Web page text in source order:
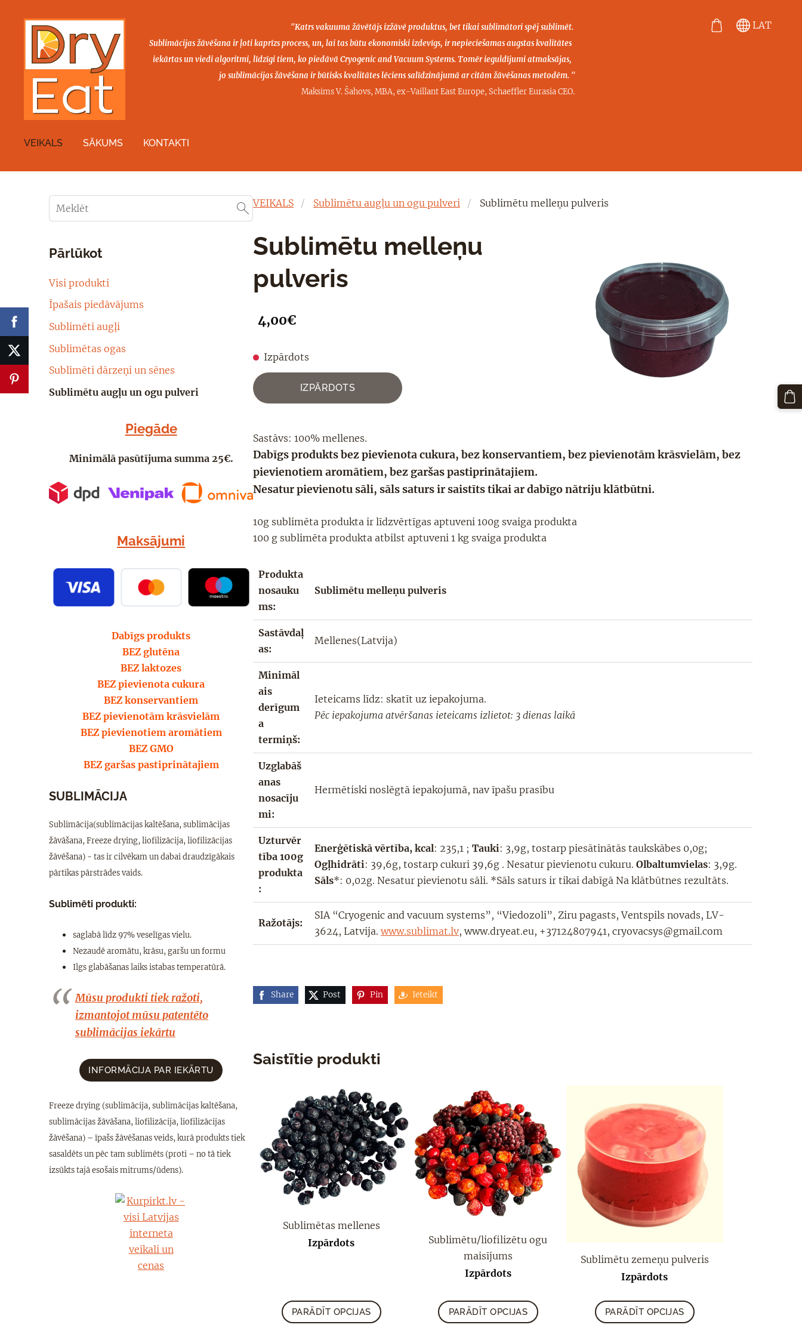
"Katrs vakuuma žāvētājs izžāvē produktus, bet tikai sublimātori spēj sublimēt.
Sublimācijas žāvēšana ir ļoti kaprīzs process, un, lai tas būtu ekonomiski izdevīgs, ir nepieciešamasaugstas kvalitātes
iekārtas un viedi algoritmi, līdzīgi tiem, ko piedāvā Cryogenic and Vacuum Systems.Tomēr ieguldījumi atmaksājas,
jo sublimācijas žāvēšana ir būtisks kvalitātes lēciens salīdzinājumā ar citām žāvēšanas metodēm. "
Maksims V. Šahovs, MBA, ex-Vaillant East Europe, Schaeffler Eurasia CEO.
VEIKALS SĀKUMS KONTAKTI
LAT
Pārlūkot
Visi produkti
Īpašais piedāvājums
Sublimēti augļi
Sublimētas ogas
Sublimēti dārzeņi un sēnes
Sublimētu augļu un ogu pulveri
Piegāde
Minimālā pasūtījuma summa 25€.
Maksājumi
Dabīgs produkts
BEZ glutēna
BEZ laktozes
BEZ pievienota cukura
BEZ konservantiem
BEZ pievienotām krāsvielām
BEZ pievienotiem aromātiem
BEZ GMO
BEZ garšas pastiprinātajiem
SUBLIMĀCIJA
Sublimācija(sublimācijas kaltēšana, sublimācijas
žāvāšana, Freeze drying, liofilizācija, liofilizācijas
žāvēšana) - tas ir cilvēkam un dabai draudzīgākais
pārtikas pārstrādes vaids.
Sublimēti produkti:
saglabā līdz 97% veselīgas vielu.
Nezaudē aromātu, krāsu, garšu un formu
Ilgs glabāšanas laiks istabas temperatūrā.
Mūsu produkti tiek ražoti,
izmantojot mūsu patentēto
sublimācijas iekārtu
INFORMĀCIJA PAR IEKĀRTU
Freeze drying (sublimācija, sublimācijas kaltēšana,
sublimācijas žāvāšana, liofilizācija, liofilizācijas
žāvēšana) – īpašs žāvēšanas veids, kurā produkts tiek
sasaldēts un pēc tam sublimēts (proti – no tā tiek
izsūkts tajā esošais mitrums/ūdens).
VEIKALS Sublimētu augļu un ogu pulveri Sublimētu melleņu pulveris
Sublimētu melleņu
pulveris
4,00€
Izpārdots
IZPĀRDOTS
Sastāvs: 100% mellenes.
Dabīgs produkts bez pievienota cukura, bez konservantiem, bez pievienotām krāsvielām, bez
pievienotiem aromātiem, bez garšas pastiprinātajiem.
Nesatur pievienotu sāli, sāls saturs ir saistīts tikai ar dabīgo nātrijuklātbūtni.
10g sublimēta produkta ir līdzvērtīgas aptuveni 100g svaiga produkta
100 g sublimēta produkta atbilst aptuveni 1 kg svaiga produkta
Produkta
nosauku
ms:
Sublimētu melleņu pulveris
Sastāvdaļ
as:
Mellenes(Latvija)
Minimāl
ais
derīgum
a
termiņš:
Ieteicams līdz: skatīt uz iepakojuma.
Pēc iepakojuma atvēršanas ieteicams izlietot: 3 dienas laikā
Uzglabāš
anas
nosacīju
mi:
Hermētiski noslēgtā iepakojumā, nav īpašu prasību
Uzturvēr
tība 100g
produkta
:
Enerģētiskā vērtība, kcal: 235,1 ;Tauki : 3,9g, tostarp piesātinātās taukskābes 0,0g;
Ogļhidrāti : 39,6g, tostarp cukuri 39,6g . Nesatur pievienotu cukuru.Olbaltumvielas: 3,9g.
Sāls*: 0,02g. Nesatur pievienotu sāli. *Sāls saturs ir tikai dabīgā Na klātbūtnes rezultāts.
Ražotājs:
SIA “Cryogenic and vacuum systems”, “Viedozoli”, Ziru pagasts, Ventspils novads, LV-
3624, Latvija.www.sublimat.lv,www.dryeat.eu, +37124807941,cryovacsys@gmail.com
Share Post Pin Ieteikt
Saistītie produkti
Sublimētas mellenes
Izpārdots
PARĀDĪT OPCIJAS
Sublimētu/liofilizētu ogu
maisījums
Izpārdots
PARĀDĪT OPCIJAS
Sublimētu zemeņu pulveris
Izpārdots
PARĀDĪT OPCIJAS